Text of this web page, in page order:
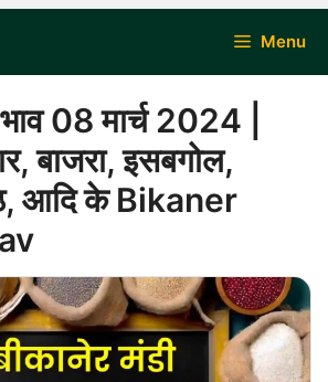
Menu
08 मार्च 2024 |
बाजरा, इसबगोल,
आदि के Bikaner